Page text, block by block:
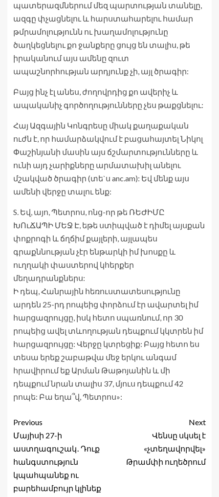
պատերազմներում մեզ պարտության տանելը,
ազգը փչացնելու և հարստահարելու համար
թմրամոլությունն ու խաղամոլությունը
ծաղկեցնելու քո ջանքերը ցույց են տալիս, թե
իրականում այս ամենը զուտ
ապաշնորհության արդյունք չի, այլ ծրագիր:
Բայց ինչ էլ անես, ժողովրդից քո ավերիչ և
ապականիչ գործողությունները չես թաքցնելու:
Հայ Ազգային Կոնգրեսը միակ քաղաքական
ուժն է, որ համարձակվում է բացահայտել Նիկոլ
Փաշինյանի մասին այս ճշմարտությունները և
ունի այդ չարիքները արմատախիլ անելու
մշակված ծրագիր (տե`ս anc.am): Եվ մենք այս
ամենի վերջը տալու ենք:
S. Եվ, այո, Պետրոս, ոնց-որ թե ՌԵԺԻՄԸ
ԽՈւՃԱՊԻ ՄԵՋ Է, եթե ստիպված է դիմել այսքան
փոքրոգի և ճղճիմ քայլերի, այլապես
գրաքննության չէր ենթարկի իմ խոսքը և
ուղղակի փաստերով կհերքեր
մեղադրանքներս:
Ի դեպ, Հանրային հեռուստատեսությունը
արդեն 25-րդ րոպեից փորձում էր ավարտել իմ
հարցազրույցը, իսկ հետո սպառնում, որ 30
րոպեից ավել տևողության դեպքում կկտրեն իմ
հարցազրույցը: Վերջը կտրեցիք: Բայց հետո ես
տեսա երեք շաբաթվա մեջ երկու անգամ
հրավիրում եք Արման Թաթոյանին և մի
դեպքում նրան տալիս 37, մյուս դեպքում 42
րոպե: Բա եղա՞վ, Պետրոս»:
Previous
Մայիսի 27-ի
աստղագուշակ․ Դուք
հանգստություն
կպահպանեք ու
բարեհամբույր կլինեք
Next
Վենսը սկսել է
«չտեղավորվել»
Թրամփի ուղեծրում